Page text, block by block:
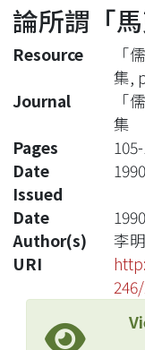
Statistics
論所謂「
Resource
「
集,
Journal
「
集
Pages
Date
Issued
1990
Date
1990
Author(s)
李
URI